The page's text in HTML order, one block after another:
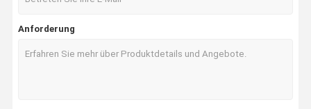
Anforderung